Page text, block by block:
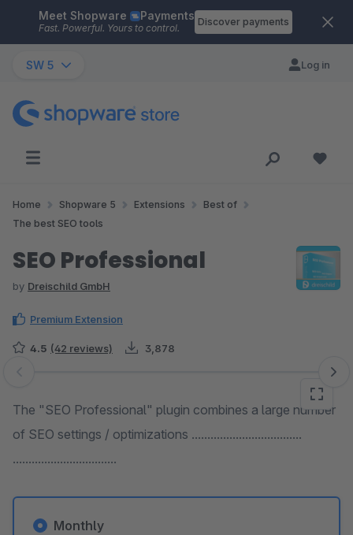
Skip to main content
Meet Shopware Payments
Fast. Powerful. Yours to control.
Discover payments
SW 5 Log in
Home Shopware 5 Extensions
Best of
The best SEO tools
SEO Professional
by Dreischild GmbH
Premium Extension
4.5 (42 reviews) 3,878
Skip image gallery
The "SEO Professional" plugin combines a large number
of SEO settings / optimizations ...................................
.................................
Monthly